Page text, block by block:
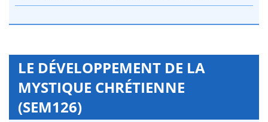
LE DÉVELOPPEMENT DE LA
MYSTIQUE CHRÉTIENNE
(SEM126)